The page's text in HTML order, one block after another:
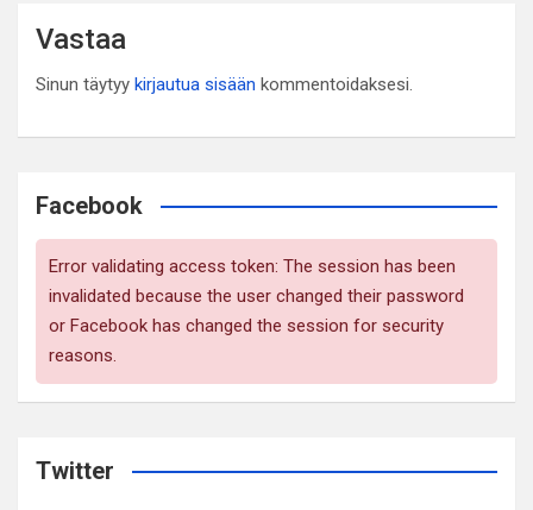
Vastaa
Sinun täytyy kirjautua sisään kommentoidaksesi.
Facebook
Error validating access token: The session has been
invalidated because the user changed their password
or Facebook has changed the session for security
reasons.
Twitter